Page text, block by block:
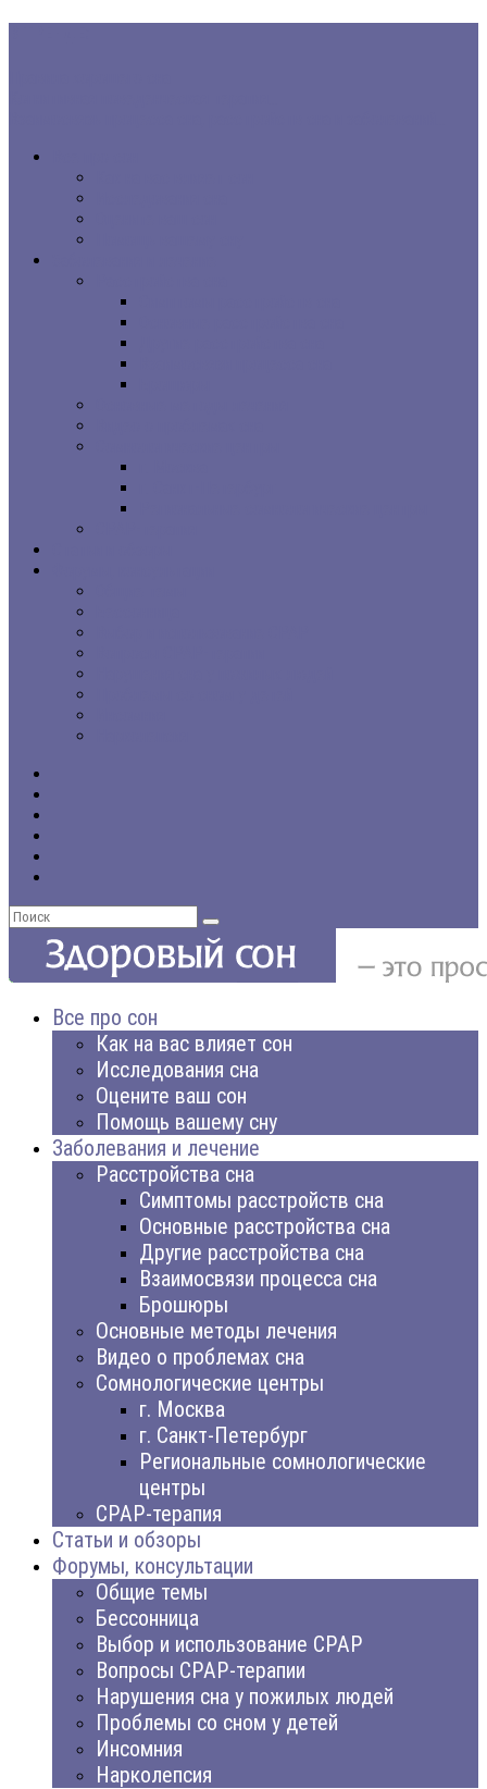
Все про сон
Как на вас влияет сон
Исследования сна
Оцените ваш сон
Помощь вашему сну
Заболевания и лечение
Расстройства сна
Симптомы расстройств сна
Основные расстройства сна
Другие расстройства сна
Взаимосвязи процесса сна
Брошюры
Основные методы лечения
Видео о проблемах сна
Сомнологические центры
г. Москва
г. Санкт-Петербург
Региональные сомнологические
центры
CPAP-терапия
Статьи и обзоры
Форумы, консультации
Общие темы
Бессонница
Выбор и использование CPAP
Вопросы CPAP-терапии
Нарушения сна у пожилых людей
Проблемы со сном у детей
Инсомния
Нарколепсия